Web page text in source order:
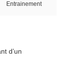
Entrainement
d’un